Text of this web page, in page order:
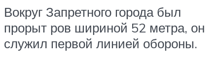
Вокруг Запретного города был
прорыт ров шириной 52 метра, он
служил первой линией обороны.